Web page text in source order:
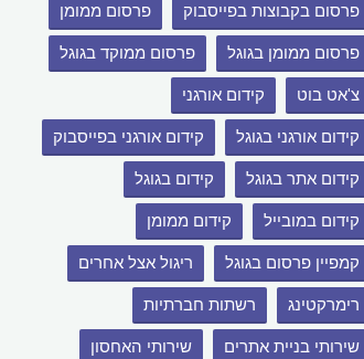
פרסום בקבוצות בפייסבוק פרסום ממומן
פרסום ממומן בגוגל פרסום ממוקד בגוגל
צ'אט בוט קידום אורגני
קידום אורגני בגוגל קידום אורגני בפייסבוק
קידום אתר בגוגל קידום בגוגל
קידום במובייל קידום ממומן
קמפיין פרסום בגוגל ריגול אצל אחרים
רימרקטינג רשתות חברתיות
שירותי בניית אתרים שירותי האחסון